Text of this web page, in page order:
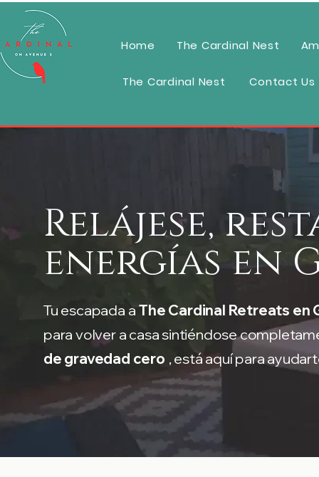
Home The Cardinal Nest
The Cardinal Nest Contact Us
Relájese,
energías en
Tu escapada a The Cardinal Retreats en
para volver a casa sintiéndose
de gravedad cero , está aquí para